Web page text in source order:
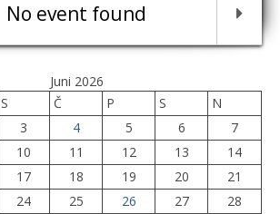
No event found
Juni 2026
S Č P S
N
3 4 5 6
7
10 11 12 13
14
17 18 19 20
21
24 25 26 27
28